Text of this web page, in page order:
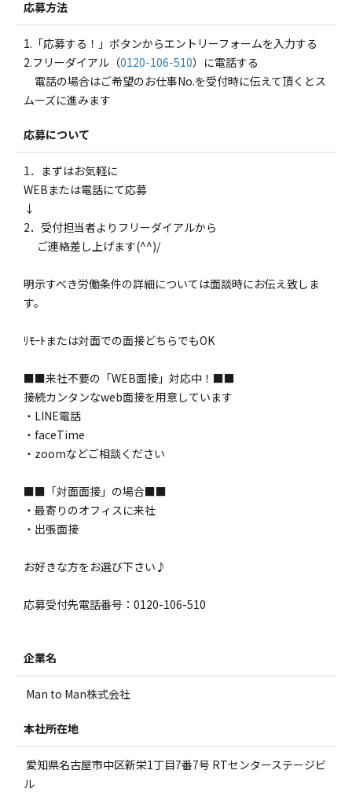
応募方法
1.「応募する！」ボタンからエントリーフォームを入力する
2.フリーダイアル（0120-106-510）に電話する
電話の場合はご希望のお仕事No.を受付時に伝えて頂くとス
ムーズに進みます
応募について
1．まずはお気軽に
WEBまたは電話にて応募
↓
2．受付担当者よりフリーダイアルから
ご連絡差し上げます(^^)/
明示すべき労働条件の詳細については面談時にお伝え致しま
す。
ﾘﾓｰﾄまたは対面での面接どちらでもOK
■■来社不要の「WEB面接」対応中！■■
接続カンタンなweb面接を用意しています
・LINE電話
・faceTime
・zoomなどご相談ください
■■「対面面接」の場合■■
・最寄りのオフィスに来社
・出張面接
お好きな方をお選び下さい♪
応募受付先電話番号：0120-106-510
企業名
Man to Man株式会社
本社所在地
愛知県名古屋市中区新栄1丁目7番7号 RTセンターステージビ
ル